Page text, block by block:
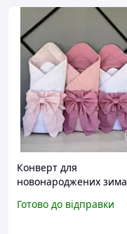
Конверт для
новонароджених зима
Готово до відправки